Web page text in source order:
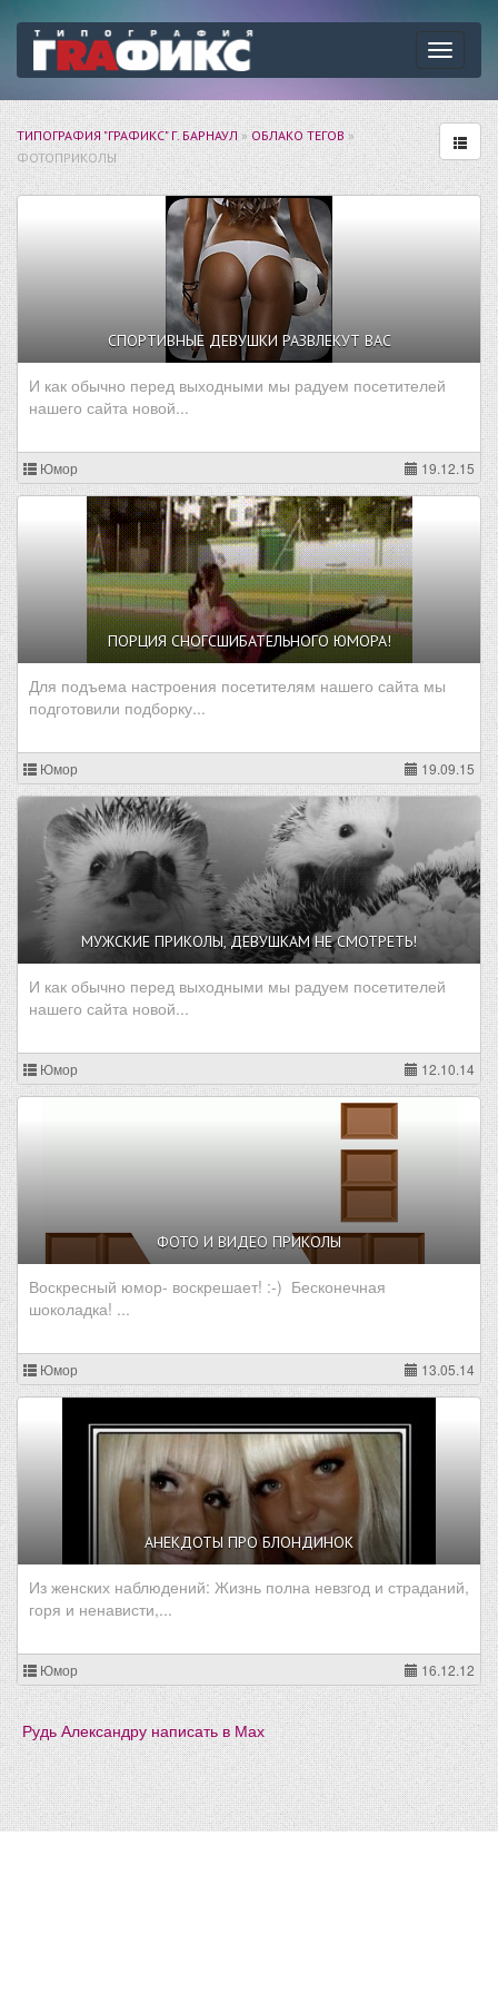
ТИПОГРАФИЯ "ГРАФИКС" Г. БАРНАУЛ»ОБЛАКО ТЕГОВ»
ФОТОПРИКОЛЫ
СПОРТИВНЫЕ ДЕВУШКИ РАЗВЛЕКУТ ВАС
И как обычно перед выходными мы радуем посетителей
нашего сайта новой...
Юмор 19.12.15
ПОРЦИЯ СНОГСШИБАТЕЛЬНОГО ЮМОРА!
Для подъема настроения посетителям нашего сайта мы
подготовили подборку...
Юмор 19.09.15
МУЖСКИЕ ПРИКОЛЫ, ДЕВУШКАМ НЕ СМОТРЕТЬ!
И как обычно перед выходными мы радуем посетителей
нашего сайта новой...
Юмор 12.10.14
ФОТО И ВИДЕО ПРИКОЛЫ
Воскресный юмор- воскрешает! :-) Бесконечная
шоколадка! ...
Юмор 13.05.14
АНЕКДОТЫ ПРО БЛОНДИНОК
Из женских наблюдений: Жизнь полна невзгод и страданий,
горя и ненависти,...
Юмор 16.12.12
Рудь Александру написать в Мах